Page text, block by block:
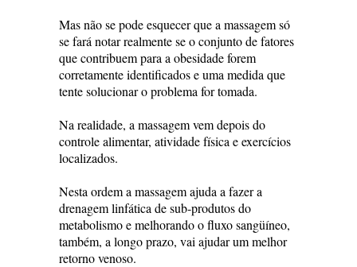
Mas não se pode esquecer que a massagem só
se fará notar realmente se o conjunto de fatores
que contribuem para a obesidade forem
corretamente identificados e uma medida que
tente solucionar o problema for tomada.
Na realidade, a massagem vem depois do
controle alimentar, atividade física e exercícios
localizados.
Nesta ordem a massagem ajuda a fazer a
drenagem linfática de sub-produtos do
metabolismo e melhorando o fluxo sangüíneo,
também, a longo prazo, vai ajudar um melhor
retorno venoso.